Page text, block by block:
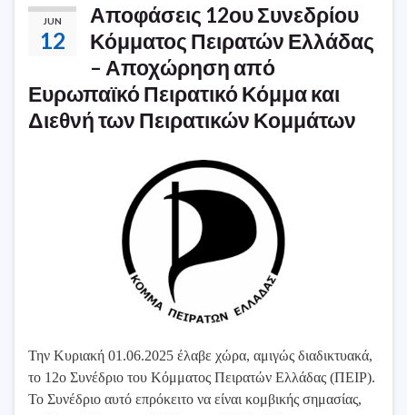
JUN
12
Αποφάσεις 12ου Συνεδρίου
Κόμματος Πειρατών Ελλάδας
– Αποχώρηση από
Ευρωπαϊκό Πειρατικό Κόμμα και
Διεθνή των Πειρατικών Κομμάτων
Την Κυριακή 01.06.2025 έλαβε χώρα, αμιγώς διαδικτυακά,
το 12ο Συνέδριο του Κόμματος Πειρατών Ελλάδας (ΠΕΙΡ).
Το Συνέδριο αυτό επρόκειτο να είναι κομβικής σημασίας,